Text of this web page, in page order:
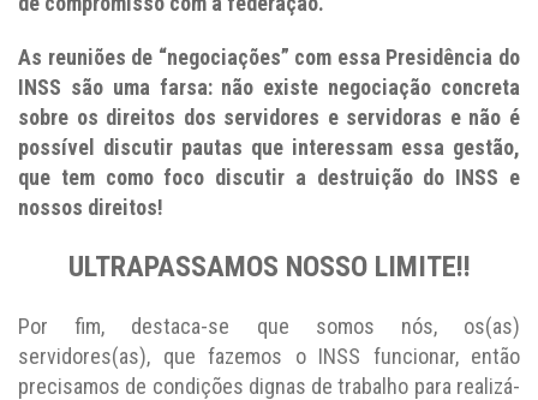
As reuniões de “negociações” com essa Presidência do
INSS são uma farsa: não existe negociação concreta
sobre os direitos dos servidores e servidoras e não é
possível discutir pautas que interessam essa gestão,
que tem como foco discutir a destruição do INSS e
nossos direitos!
ULTRAPASSAMOS NOSSO LIMITE!!
Por fim, destaca-se que somos nós, os(as)
servidores(as), que fazemos o INSS funcionar, então
precisamos de condições dignas de trabalho para realizá-